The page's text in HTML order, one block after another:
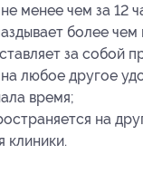
менее чем за 12
более чем
за собой
любое другое
время;
на
клиники.